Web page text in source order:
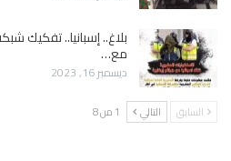
بلاغ.. إسبانيا.. تفكيك
مع…
ديسمبر 16, 2023
السابق التالي 1 من 8